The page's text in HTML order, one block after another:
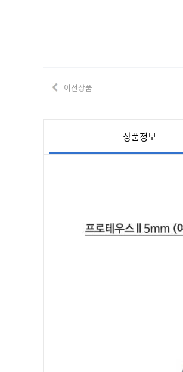
이전상품
상품정보